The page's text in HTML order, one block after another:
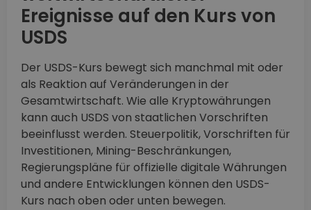
Ereignisse auf den Kurs von
USDS
Der USDS-Kurs bewegt sich manchmal mit oder
als Reaktion auf Veränderungen in der
Gesamtwirtschaft. Wie alle Kryptowährungen
kann auch USDS von staatlichen Vorschriften
beeinflusst werden. Steuerpolitik, Vorschriften für
Investitionen, Mining-Beschränkungen,
Regierungspläne für offizielle digitale Währungen
und andere Entwicklungen können den USDS-
Kurs nach oben oder unten bewegen.